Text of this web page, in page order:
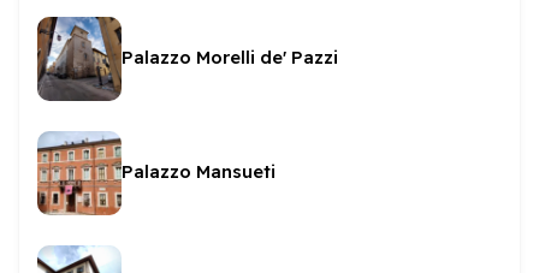
Palazzo Morelli de' Pazzi
Palazzo Mansueti